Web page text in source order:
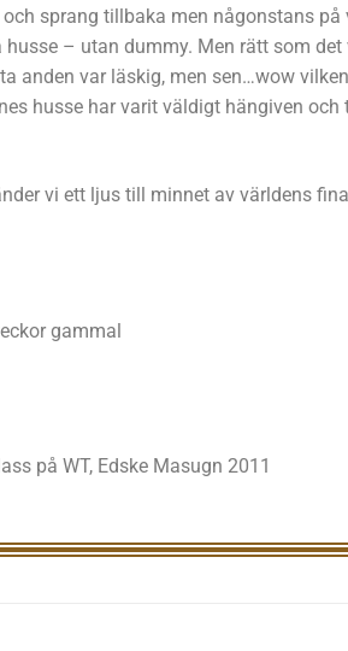
sprang tillbaka men någonstans på
– utan dummy. Men rätt som det
anden var läskig, men sen…wow
husse har varit väldigt hängiven
vi ett ljus till minnet av världens
gammal
på WT, Edske Masugn 2011